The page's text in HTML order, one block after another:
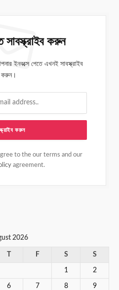
করুন
ইনবক্সে পেতে এখনই সাবস্ক্রাইব
করুন।
to the our terms and our
agreement.
2026
T F S S
1 2
6 7 8 9